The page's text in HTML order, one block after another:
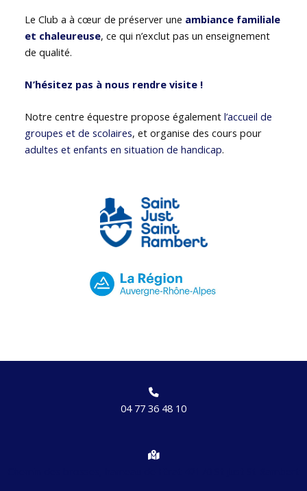
Le Club a à cœur de préserver une ambiance familiale
et chaleureuse, ce qui n’exclut pas un enseignement
de qualité.
N’hésitez pas à nous rendre visite !
Notre centre équestre propose égalementl’accueil de
groupes et de scolaires, et organise des cours pour
adultes et enfants en situation de handicap.
04 77 36 48 10